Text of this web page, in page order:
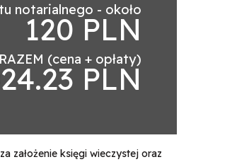
notarialnego - około
120 PLN
RAZEM (cena + opłaty)
PLN
założenie księgi wieczystej oraz